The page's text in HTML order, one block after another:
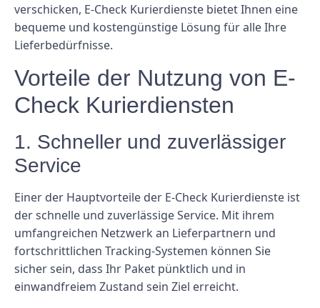
verschicken, E-Check Kurierdienste bietet Ihnen eine
bequeme und kostengünstige Lösung für alle Ihre
Lieferbedürfnisse.
Vorteile der Nutzung von E-
Check Kurierdiensten
1. Schneller und zuverlässiger
Service
Einer der Hauptvorteile der E-Check Kurierdienste ist
der schnelle und zuverlässige Service. Mit ihrem
umfangreichen Netzwerk an Lieferpartnern und
fortschrittlichen Tracking-Systemen können Sie
sicher sein, dass Ihr Paket pünktlich und in
einwandfreiem Zustand sein Ziel erreicht.